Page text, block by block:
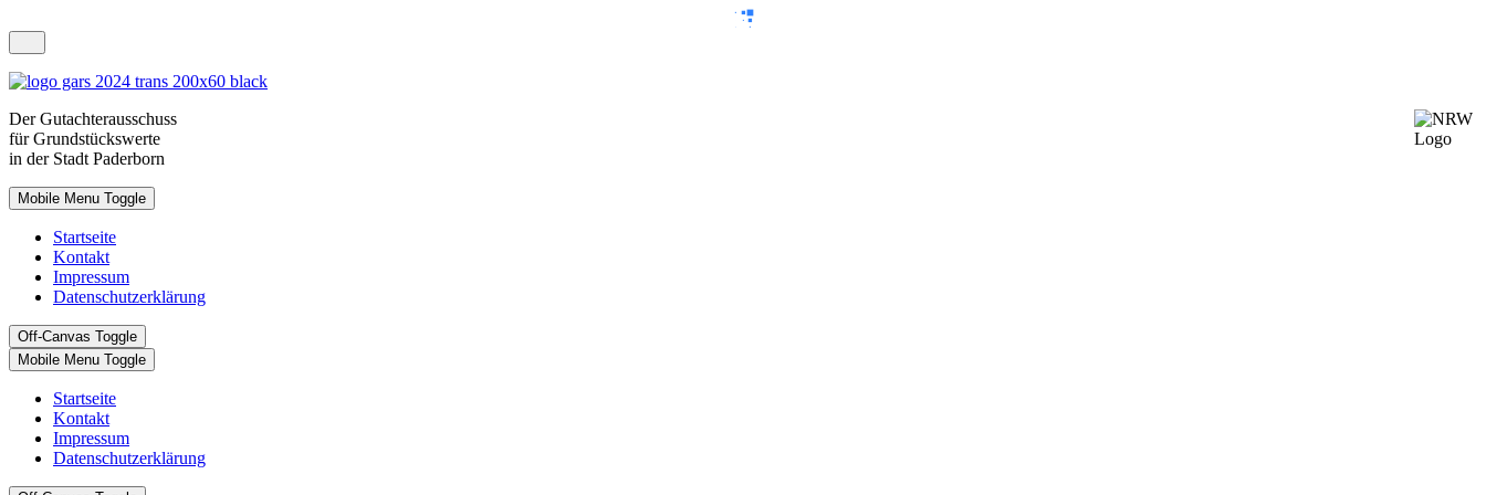
DerGutachterausschuss
für Grundstückswerte
in der Stadt Paderborn
Mobile Menu Toggle
Startseite
Kontakt
Impressum
Datenschutzerklärung
Off-Canvas Toggle
Mobile Menu Toggle
Startseite
Kontakt
Impressum
Datenschutzerklärung